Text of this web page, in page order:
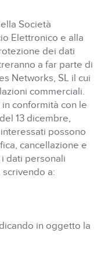
Società
Elettronico e alla
dei dati
a far parte di
Networks, SL il cui
commerciali.
conformità con le
13 dicembre,
possono
cancellazione e
dati personali
a:
in oggetto la